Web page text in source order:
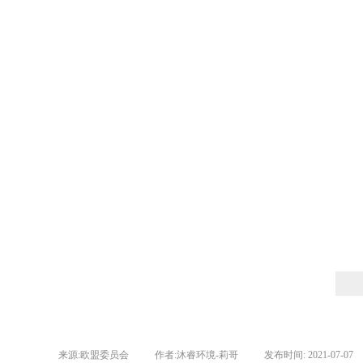
来源:欧盟委员会 作者:沐睿环境-莉哥 发布时间: 2021-07-07